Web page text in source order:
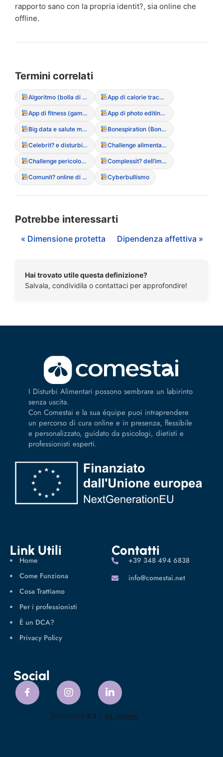
rapporto sano con la propria identit?, sia online che
offline.
Termini correlati
Algoritmo (bolla di filtraggio dei contenuti DCA) App di calorie tracking (rischi e dipendenza)
App di fitness (gamification del movimento) App di photo editing (manipolazione dell’immagine)
Big data e salute mentale Bonespiration (Bonespo)
Celebrit? e disturbi alimentari (influenza del racconto mediatico) Challenge alimentari (partecipazione a sfide online pericolose)
Challenge pericolose (sfide social legate al peso) Complessit? dell’immagine digitale
Comunit? online di supporto (positive e negative) Cyberbullismo
Potrebbe interessarti
« Dimensione protetta Dipendenza affettiva »
Hai trovato utile questa definizione?
Salvala, condividila o contattaci per approfondire!
I Disturbi Alimentari possono sembrare un labirinto
senza uscita.
Con Comestai e la sua équipe puoi intraprendere
un percorso di cura online e in presenza, flessibile
e personalizzato, guidato da psicologi, dietisti e
professionisti esperti.
Link Utili
Home
Come Funziona
Cosa Trattiamo
Per i professionisti
È un DCA?
Privacy Policy
Contatti
‪+39 348 494 6838
info@comestai.net
Social